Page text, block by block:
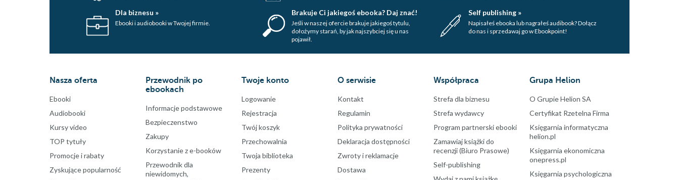
Dla biznesu »
Ebooki i audiobooki w Twojej firmie.
Brakuje Ci jakiegoś ebooka? Daj znać!
Jeśli w naszej ofercie brakuje jakiegoś tytulu,
dołożymy starań, by jak najszybciej się u nas
pojawił.
Self publishing »
Napisałeś ebooka lub nagrałeś audibook? Dołącz
do nas i sprzedawaj go w Ebookpoint!
Nasza oferta
Ebooki
Audiobooki
Kursy video
TOP tytuły
Promocje i rabaty
Zyskujące popularność
Przewodnik po
ebookach
Informacje podstawowe
Bezpieczenstwo
Zakupy
Korzystanie z e-booków
Przewodnik dla
niewidomych,
Twoje konto
Logowanie
Rejestracja
Twój koszyk
Przechowalnia
Twoja biblioteka
Prezenty
O serwisie
Kontakt
Regulamin
Polityka prywatności
Deklaracja dostępności
Zwroty i reklamacje
Dostawa
Współpraca
Strefa dla biznesu
Strefa wydawcy
Program partnerski ebooki
Zamawiaj książki do
recenzji (Biuro Prasowe)
Self-publishing
Grupa Helion
O Grupie Helion SA
Certyfikat Rzetelna Firma
Księgarnia informatyczna
helion.pl
Księgarnia ekonomiczna
onepress.pl
Księgarnia psychologiczna